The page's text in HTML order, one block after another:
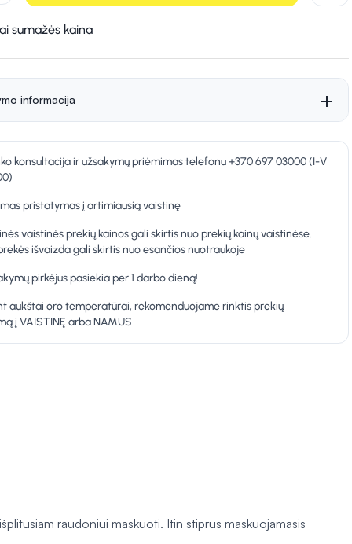
sumažės kaina
informacija
konsultacija ir užsakymų priėmimas telefonu +370 697 03000 (I-V
pristatymas į artimiausią vaistinę
vaistinės prekių kainos gali skirtis nuo prekių kainų vaistinėse.
išvaizda gali skirtis nuo esančios nuotraukoje
pirkėjus pasiekia per 1 darbo dieną!
aukštai oro temperatūrai, rekomenduojame rinktis prekių
į VAISTINĘ arba NAMUS
raudoniui maskuoti. Itin stiprus maskuojamasis